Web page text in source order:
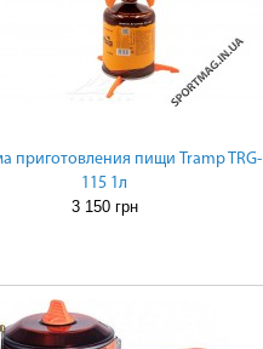
приготовления пищи Tramp TRG-
115 1л
3 150 грн